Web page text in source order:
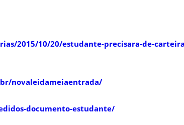
2015/10/20/estudante-precisara-de-
novaleidameiaentrada/
documento-estudante/